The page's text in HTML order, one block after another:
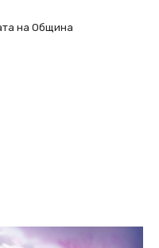
на Община